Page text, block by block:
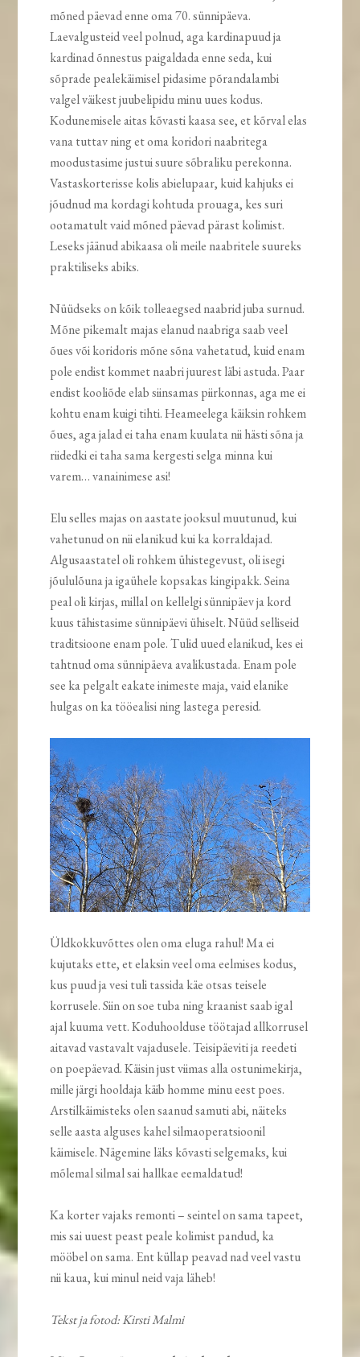
mõned päevad enne oma 70. sünnipäeva.
Laevalgusteid veel polnud, aga kardinapuud ja
kardinad õnnestus paigaldada enne seda, kui
sõprade pealekäimisel pidasime põrandalambi
valgel väikest juubelipidu minu uues kodus.
Kodunemisele aitas kõvasti kaasa see, et kõrval elas
vana tuttav ning et oma koridori naabritega
moodustasime justui suure sõbraliku perekonna.
Vastaskorterisse kolis abielupaar, kuid kahjuks ei
jõudnud ma kordagi kohtuda prouaga, kes suri
ootamatult vaid mõned päevad pärast kolimist.
Leseks jäänud abikaasa oli meile naabritele suureks
praktiliseks abiks.
Nüüdseks on kõik tolleaegsed naabrid juba surnud.
Mõne pikemalt majas elanud naabriga saab veel
õues või koridoris mõne sõna vahetatud, kuid enam
pole endist kommet naabri juurest läbi astuda. Paar
endist kooliõde elab siinsamas piirkonnas, aga me ei
kohtu enam kuigi tihti. Heameelega käiksin rohkem
õues, aga jalad ei taha enam kuulata nii hästi sõna ja
riidedki ei taha sama kergesti selga minna kui
varem… vanainimese asi!
Elu selles majas on aastate jooksul muutunud, kui
vahetunud on nii elanikud kui ka korraldajad.
Algusaastatel oli rohkem ühistegevust, oli isegi
jõululõuna ja igaühele kopsakas kingipakk. Seina
peal oli kirjas, millal on kellelgi sünnipäev ja kord
kuus tähistasime sünnipäevi ühiselt. Nüüd selliseid
traditsioone enam pole. Tulid uued elanikud, kes ei
tahtnud oma sünnipäeva avalikustada. Enam pole
see ka pelgalt eakate inimeste maja, vaid elanike
hulgas on ka tööealisi ning lastega peresid.
Üldkokkuvõttes olen oma eluga rahul! Ma ei
kujutaks ette, et elaksin veel oma eelmises kodus,
kus puud ja vesi tuli tassida käe otsas teisele
korrusele. Siin on soe tuba ning kraanist saab igal
ajal kuuma vett. Koduhoolduse töötajad allkorrusel
aitavad vastavalt vajadusele. Teisipäeviti ja reedeti
on poepäevad. Käisin just viimas alla ostunimekirja,
mille järgi hooldaja käib homme minu eest poes.
Arstilkäimisteks olen saanud samuti abi, näiteks
selle aasta alguses kahel silmaoperatsioonil
käimisele. Nägemine läks kõvasti selgemaks, kui
mõlemal silmal sai hallkae eemaldatud!
Ka korter vajaks remonti – seintel on sama tapeet,
mis sai uuest peast peale kolimist pandud, ka
mööbel on sama. Ent küllap peavad nad veel vastu
nii kaua, kui minul neid vaja läheb!
Tekst ja fotod: Kirsti Malmi